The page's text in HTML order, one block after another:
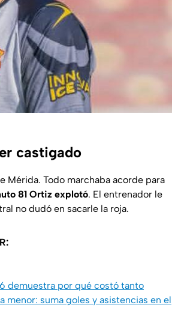
castigado
Mérida. Todo marchaba acorde para
81 Ortiz explotó. El entrenador le
no dudó en sacarle la roja.
demuestra por qué costó tanto
menor: suma goles y asistencias en el